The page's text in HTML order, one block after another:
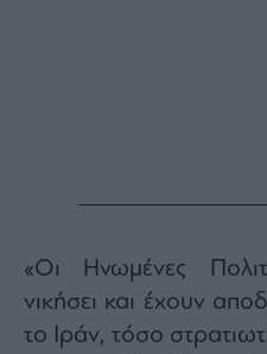
«Οι Ηνωμένες
νικήσει και έχουν
το Ιράν, τόσο